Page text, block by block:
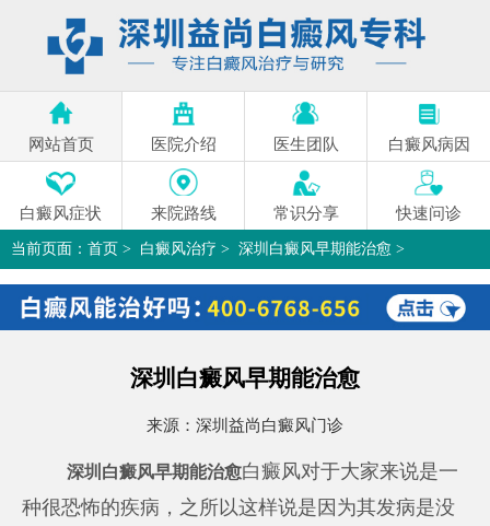
网站首页 医院介绍 医生团队 白癜风病因
白癜风症状 来院路线 常识分享 快速问诊
当前页面： 首页 > 白癜风治疗 > 深圳白癜风早期能治愈 >
深圳白癜风早期能治愈
来源： 深圳益尚白癜风门诊
深圳白癜风早期能治愈白癜风对于大家来说是一
种很恐怖的疾病，之所以这样说是因为其发病是没